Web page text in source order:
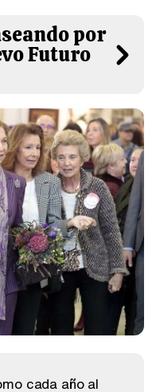
por
Futuro
cada año al